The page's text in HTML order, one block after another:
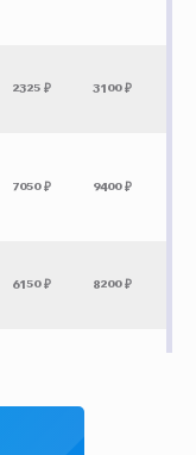
2325 ₽ 3100 ₽
7050 ₽ 9400 ₽
6150 ₽ 8200 ₽